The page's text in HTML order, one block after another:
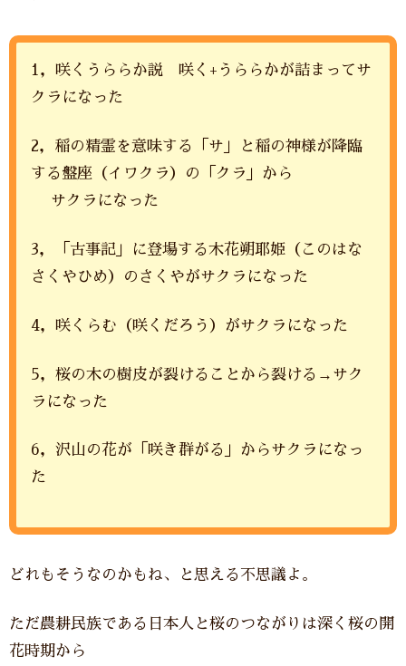
1，咲くうららか説 咲く+うららかが詰まってサ
クラになった
2，稲の精霊を意味する「サ」と稲の神様が降臨
する盤座（イワクラ）の「クラ」から
サクラになった
3，「古事記」に登場する木花朔耶姫（このはな
さくやひめ）のさくやがサクラになった
4，咲くらむ（咲くだろう）がサクラになった
5，桜の木の樹皮が裂けることから裂ける→サク
ラになった
6，沢山の花が「咲き群がる」からサクラになっ
た
どれもそうなのかもね、と思える不思議よ。
ただ農耕民族である日本人と桜のつながりは深く桜の開
花時期から